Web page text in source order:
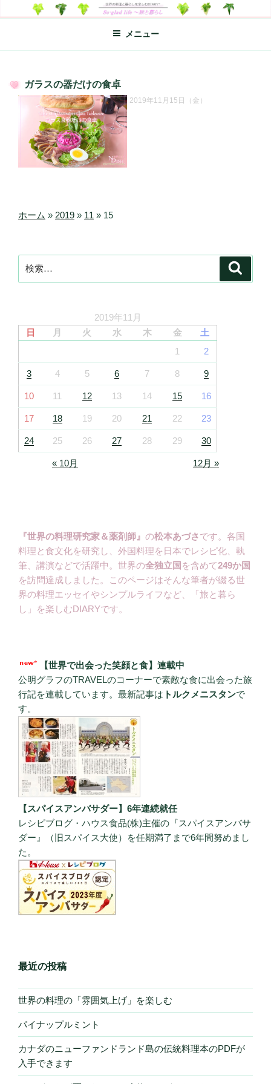
ン
ン
SO-GLAD LIFE～旅と暮らし
世界の料理のエッセイやレシピ、シンプルライフ、楽しい暮らしなどを
綴る、世界248か国を旅した松本あづさのDIARYです
メニュー
投
ガラスの器だけの食卓
2019年11月15日（金）
ホーム » 2019 » 11 » 15
索:
2019年11月
日
月 火 水 木 金
土
1
2
3 4 5 6 7 8 9
10 11 12 13 14 15 16
17 18 19 20 21 22 23
24 25 26 27 28 29 30
« 10月 12月 »
『世界の料理研究家＆薬剤師』 の松本あづさです。各国
料理と食文化を研究し、外国料理を日本でレシピ化、執
筆、講演などで活躍中。世界の全独立国 を含めて249か国
を訪問達成しました。このページはそんな筆者が綴る世
界の料理エッセイやシンプルライフなど、「旅と暮ら
し」を楽しむDIARYです。
【世界で出会った笑顔と食】連載中
公明グラフのTRAVELのコーナーで素敵な食に出会った旅
行記を連載しています。最新記事は トルクメニスタンで
す。
【スパイスアンバサダー】6年連続就任
レシピブログ・ハウス食品(株)主催の『スパイスアンバサ
ダー』（旧スパイス大使）を任期満了まで6年間努めまし
た。
最近の投稿
世界の料理の「雰囲気上げ」を楽しむ
パイナップルミント
カナダのニューファンドランド島の伝統料理本のPDFが
入手できます